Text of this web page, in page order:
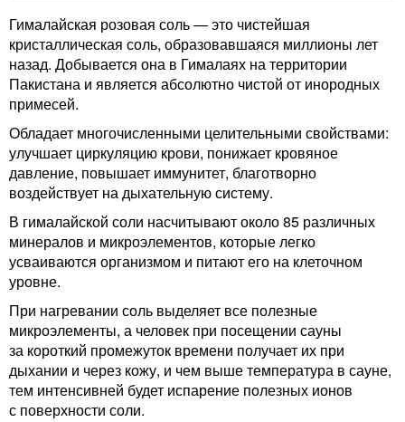
Гималайская розовая соль — это чистейшая
кристаллическая соль, образовавшаяся миллионы лет
назад. Добывается она в Гималаях на территории
Пакистана и является абсолютно чистой от инородных
примесей.
Обладает многочисленными целительными свойствами:
улучшает циркуляцию крови, понижает кровяное
давление, повышает иммунитет, благотворно
воздействует на дыхательную систему.
В гималайской соли насчитывают около 85 различных
минералов и микроэлементов, которые легко
усваиваются организмом и питают его на клеточном
уровне.
При нагревании соль выделяет все полезные
микроэлементы, а человек при посещении сауны
за короткий промежуток времени получает их при
дыхании и через кожу, и чем выше температура в сауне,
тем интенсивней будет испарение полезных ионов
с поверхности соли.